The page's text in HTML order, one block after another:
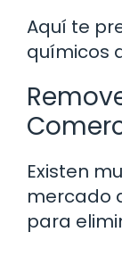
Aquí te
químicos
Existen
mercado
para